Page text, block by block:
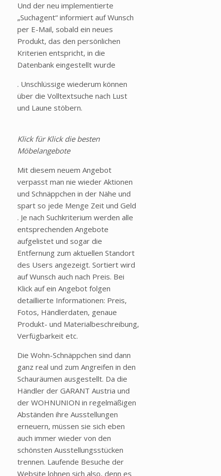
Und der neu implementierte
„Suchagent“ informiert auf Wunsch
per E-Mail, sobald ein neues
Produkt, das den persönlichen
Kriterien entspricht, in die
Datenbank eingestellt wurde
. Unschlüssige wiederum können
über die Volltextsuche nach Lust
und Laune stöbern.
Klick für Klick die besten
Möbelangebote
Mit diesem neuem Angebot
verpasst man nie wieder Aktionen
und Schnäppchen in der Nähe und
spart so jede Menge Zeit und Geld
. Je nach Suchkriterium werden alle
entsprechenden Angebote
aufgelistet und sogar die
Entfernung zum aktuellen Standort
des Users angezeigt. Sortiert wird
auf Wunsch auch nach Preis. Bei
Klick auf ein Angebot folgen
detaillierte Informationen: Preis,
Fotos, Händlerdaten, genaue
Produkt- und Materialbeschreibung,
Verfügbarkeit etc.
Die Wohn-Schnäppchen sind dann
ganz real und zum Angreifen in den
Schauräumen ausgestellt. Da die
Händler der GARANT Austria und
der WOHNUNION in regelmäßigen
Abständen ihre Ausstellungen
erneuern, müssen sie sich eben
auch immer wieder von den
schönsten Ausstellungsstücken
trennen. Laufende Besuche der
Website lohnen sich also, denn es